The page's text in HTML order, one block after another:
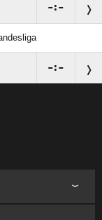
:
: